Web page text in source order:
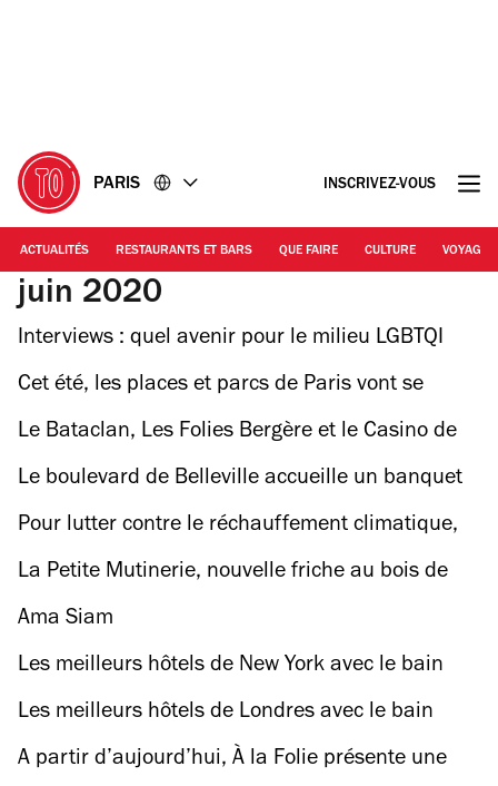
PARIS INSCRIVEZ-VOUS
ACTUALITÉS RESTAURANTS ET BARS QUE FAIRE CULTURE VOYAGE
juin 2020
Interviews : quel avenir pour le milieu LGBTQI
parisien ?
Cet été, les places et parcs de Paris vont se
transformer en salles de spectacle
Le Bataclan, Les Folies Bergère et le Casino de
Paris sont à vendre
Le boulevard de Belleville accueille un banquet
XXL de 400 couverts sur 250 mètres de long !
Pour lutter contre le réchauffement climatique,
les vols courts bientôt interdits en France
La Petite Mutinerie, nouvelle friche au bois de
Boulogne (16e)
Ama Siam
Les meilleurs hôtels de New York avec le bain
tourbillon dans les chambres et sur les toits
Les meilleurs hôtels de Londres avec le bain
tourbillon
A partir d’aujourd’hui, À la Folie présente une